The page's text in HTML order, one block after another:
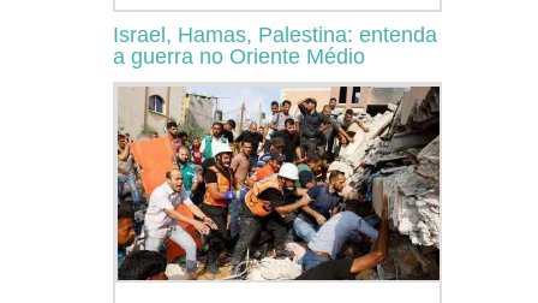
Israel, Hamas, Palestina: entenda
a guerra no Oriente Médio